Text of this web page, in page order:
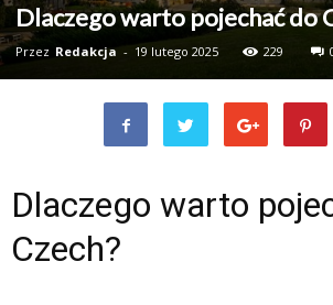
Dlaczego warto pojechać do
Przez Redakcja - 19 lutego 2025 229
Dlaczego warto
Czech?